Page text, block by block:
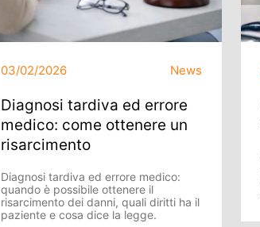
03/02/2026 News
Diagnosi tardiva ed errore
medico: come ottenere un
risarcimento
Diagnosi tardiva ed errore medico:
quando è possibile ottenere il
risarcimento dei danni, quali diritti ha il
paziente e cosa dice la legge.